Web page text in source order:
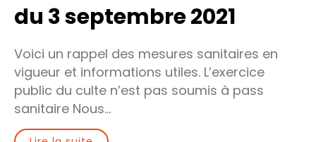
du 3 septembre 2021
Voici un rappel des mesures sanitaires en
vigueur et informations utiles. L’exercice
public du culte n’est pas soumis à pass
sanitaire Nous…